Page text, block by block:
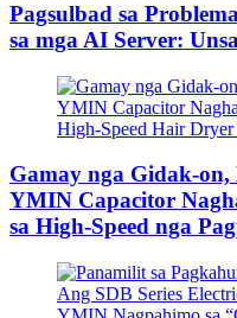
Pagsulbad sa
sa mga AI Server:
Gamay nga Gidak-
YMIN Capacitor
sa High-Speed ​​​​nga